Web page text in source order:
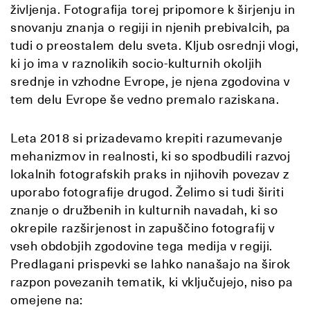
življenja. Fotografija torej pripomore k širjenju in
snovanju znanja o regiji in njenih prebivalcih, pa
tudi o preostalem delu sveta. Kljub osrednji vlogi,
ki jo ima v raznolikih socio-kulturnih okoljih
srednje in vzhodne Evrope, je njena zgodovina v
tem delu Evrope še vedno premalo raziskana.
Leta 2018 si prizadevamo krepiti razumevanje
mehanizmov in realnosti, ki so spodbudili razvoj
lokalnih fotografskih praks in njihovih povezav z
uporabo fotografije drugod. Želimo si tudi širiti
znanje o družbenih in kulturnih navadah, ki so
okrepile razširjenost in zapuščino fotografij v
vseh obdobjih zgodovine tega medija v regiji.
Predlagani prispevki se lahko nanašajo na širok
razpon povezanih tematik, ki vključujejo, niso pa
omejene na: